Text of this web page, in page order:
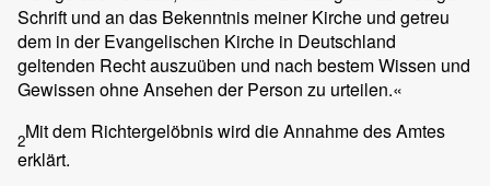
Schrift und an das Bekenntnis meiner Kirche und getreu
dem in der Evangelischen Kirche in Deutschland
geltenden Recht auszuüben und nach bestem Wissen und
Gewissen ohne Ansehen der Person zu urteilen.«
2Mit dem Richtergelöbnis wird die Annahme des Amtes
erklärt.